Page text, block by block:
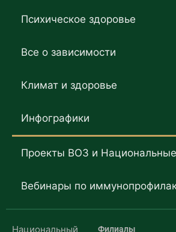
Психическое здоровье
Все о зависимости
Климат и здоровье
Инфографики
Проекты ВОЗ и
Вебинары по
Национальный
Филиалы